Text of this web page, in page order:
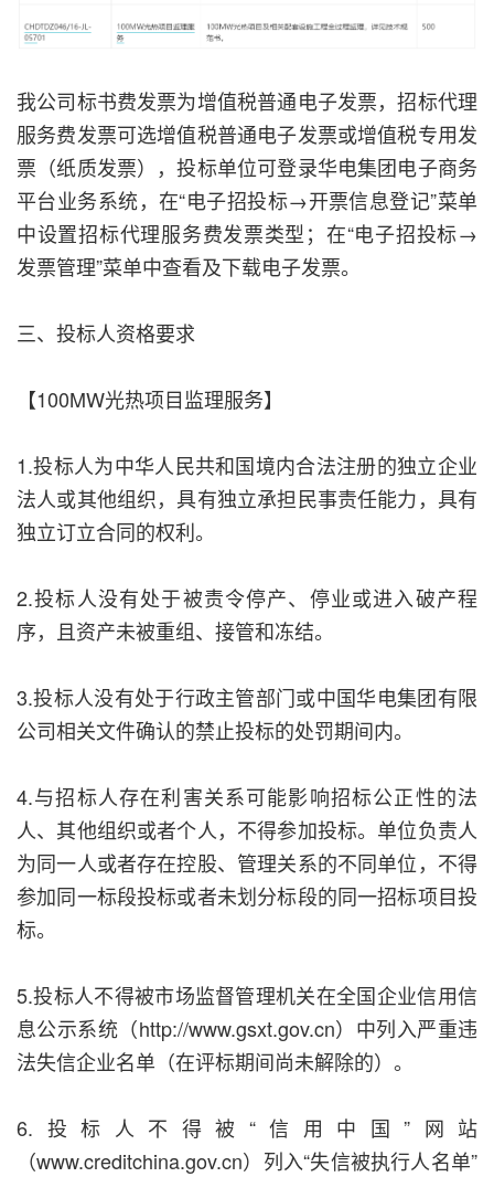
我公司标书费发票为增值税普通电子发票，招标代理
服务费发票可选增值税普通电子发票或增值税专用发
票（纸质发票），投标单位可登录华电集团电子商务
平台业务系统，在“电子招投标→开票信息登记”菜单
中设置招标代理服务费发票类型；在“电子招投标→
发票管理”菜单中查看及下载电子发票。
三、投标人资格要求
【100MW光热项目监理服务】
1.投标人为中华人民共和国境内合法注册的独立企业
法人或其他组织，具有独立承担民事责任能力，具有
独立订立合同的权利。
2.投标人没有处于被责令停产、停业或进入破产程
序，且资产未被重组、接管和冻结。
3.投标人没有处于行政主管部门或中国华电集团有限
公司相关文件确认的禁止投标的处罚期间内。
4.与招标人存在利害关系可能影响招标公正性的法
人、其他组织或者个人，不得参加投标。单位负责人
为同一人或者存在控股、管理关系的不同单位，不得
参加同一标段投标或者未划分标段的同一招标项目投
标。
5.投标人不得被市场监督管理机关在全国企业信用信
息公示系统（http://www.gsxt.gov.cn）中列入严重违
法失信企业名单（在评标期间尚未解除的）。
6.投标人不得被“信用中国”网站
（www.creditchina.gov.cn）列入“失信被执行人名单”